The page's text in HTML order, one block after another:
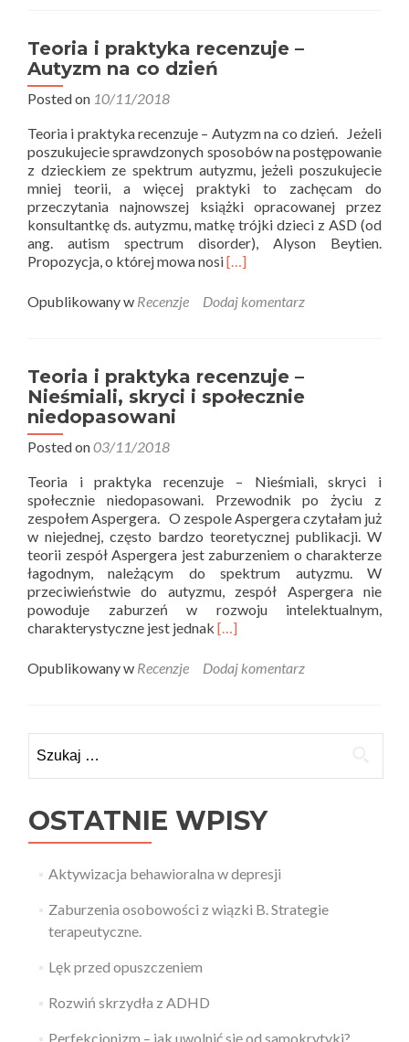
recenzuje
–
Przewlekły
ból.
poznawczo-
behawioralna
Teoria i praktyka recenzuje –
Autyzm na co dzień
Posted on 10/11/2018
Teoria i praktyka recenzuje – Autyzm na co dzień. Jeżeli
poszukujecie sprawdzonych sposobów na postępowanie
z dzieckiem ze spektrum autyzmu, jeżeli poszukujecie
mniej teorii, a więcej praktyki to zachęcam do
przeczytania najnowszej książki opracowanej przez
konsultantkę ds. autyzmu, matkę trójki dzieci z ASD (od
ang. autism spectrum disorder), Alyson Beytien.
Propozycja, o której mowa nosiRead
about
Teoria
recenzuje
–
Autyzm
[…]
Opublikowany w Recenzje Dodaj komentarz
Teoria i praktyka recenzuje –
Nieśmiali, skryci i społecznie
niedopasowani
Posted on03/11/2018
Teoria i praktyka recenzuje – Nieśmiali, skryci i
społecznie niedopasowani. Przewodnik po życiu z
zespołem Aspergera. O zespole Aspergera czytałam już
w niejednej, często bardzo teoretycznej publikacji. W
teorii zespół Aspergera jest zaburzeniem o charakterze
łagodnym, należącym do spektrum autyzmu. W
przeciwieństwie do autyzmu, zespół Aspergera nie
powoduje zaburzeń w rozwoju intelektualnym,
charakterystyczne jest jednak Read
about
Teoria
recenzuje
i
społecznie
[…]
Opublikowany w Recenzje Dodaj komentarz
OSTATNIE WPISY
Aktywizacja behawioralna w depresji
Zaburzenia osobowości z wiązki B. Strategie
terapeutyczne.
Lęk przed opuszczeniem
Rozwiń skrzydła z ADHD
Perfekcjonizm – jak uwolnić się od samokrytyki?